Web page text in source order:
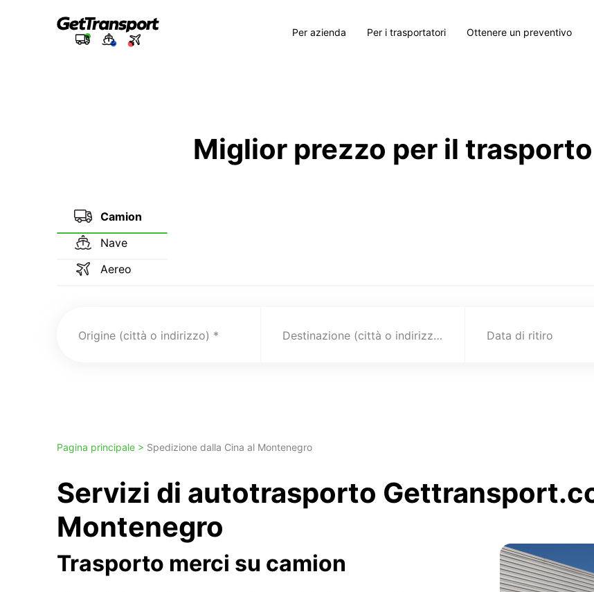
Per azienda Per i trasportatori Ottenere un preventivo
Miglior prezzo per il
Camion
Nave
Aereo
Origine (città o indirizzo) Destinazione (città o indirizzo) Data di ritiro
Pagina principale > Spedizione dalla Cina al Montenegro
Servizi di autotrasporto
Montenegro
Trasporto merci su camion